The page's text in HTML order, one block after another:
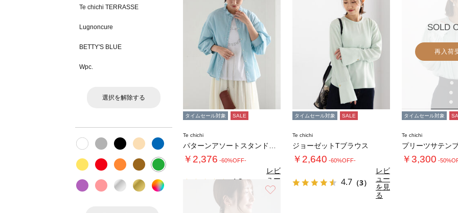
Te chichi TERRASSE
Lugnoncure
BETTY'S BLUE
Wpc.
選択を解除する
タイムセール対象 SALE
Te chichi
￥2,376 -60%OFF-
4.3（3）
レビ
ュー
を見
る
タイムセール対象 SALE
Te chichi
ジョーゼットTブラウス
￥2,640 -60%OFF-
4.7 （3）
レビ
ュー
を見
る
SOLD
再入荷
タイムセール対象
Te chichi
プリーツサテン
￥3,300 -
お気に入り